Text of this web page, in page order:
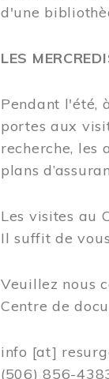
d'une
LES
Pendant l'été,
portes aux
recherche, les
plans
Les visites au
Il suffit de
Veuillez nous
Centre de
info [at]
(506) 856-